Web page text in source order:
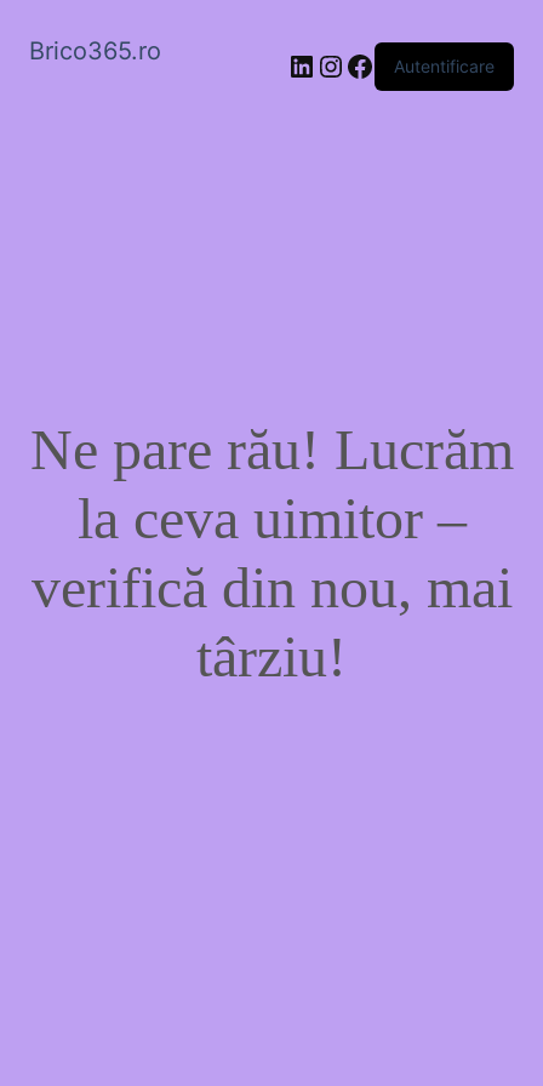
Brico365.ro LinkedIn
Instagram
Facebook
Autentificare
Ne pare rău! Lucrăm
la ceva uimitor –
verifică din nou, mai
târziu!